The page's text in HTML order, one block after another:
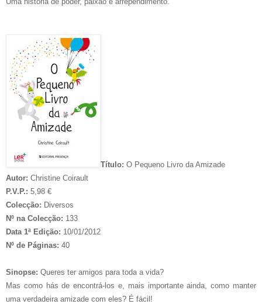
Título: O Pequeno Livro da Amizade
Autor: Christine Coirault
P.V.P.: 5,98 €
Colecção: Diversos
Nº na Colecção: 133
Data 1ª Edição: 10/01/2012
Nº de Páginas: 40
Sinopse: Queres ter amigos para toda a vida?
Mas como hás de encontrá-los e, mais importante ainda, como manter
uma verdadeira amizade com eles? É fácil!